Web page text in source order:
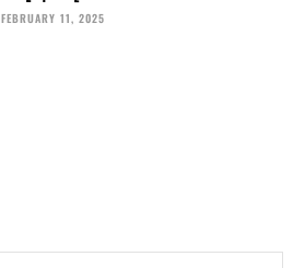
FEBRUARY 11, 2025